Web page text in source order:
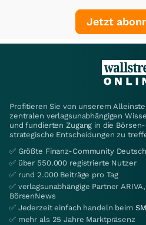
Jetzt
Profitieren Sie von unserem
zentralen verlagsunabhängigen
und fundierten Zugang in die
strategische Entscheidungen zu
✅ Größte Finanz-Community
✅ über 550.000 registrierte Nutzer
✅ rund 2.000 Beiträge pro Tag
✅ verlagsunabhängige Partner
BörsenNews
✅ Jederzeit einfach handeln beim
✅ mehr als 25 Jahre Marktpräsenz